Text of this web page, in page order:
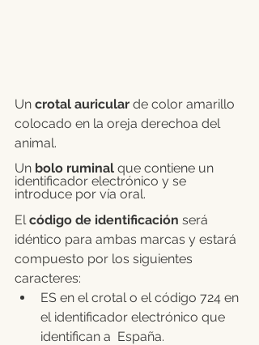
Un crotal auricular de color amarillo
colocado en la oreja derechoa del
animal.
Un bolo ruminal que contiene un
identificador electrónico y se
introduce por vía oral.
El código de identificación será
idéntico para ambas marcas y estará
compuesto por los siguientes
caracteres:
ES en el crotal o el código 724 en
el identificador electrónico que
identifican a  España.